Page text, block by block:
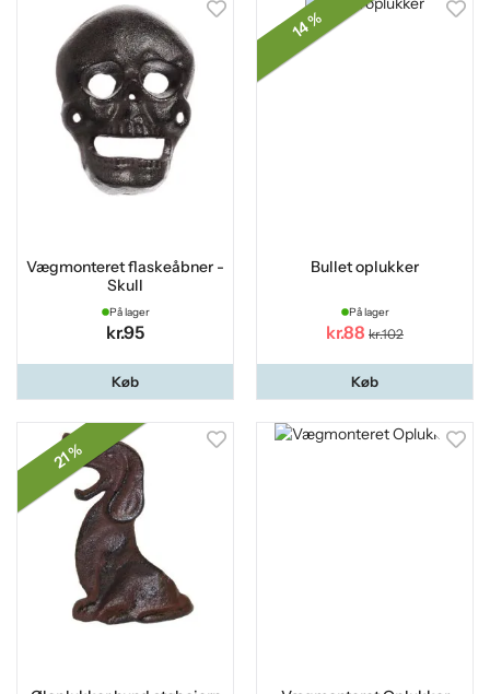
Vægmonteret flaskeåbner -
Skull
På lager
kr.95
Køb
14 %
Bullet oplukker
På lager
kr.88 kr.102
Køb
21 %